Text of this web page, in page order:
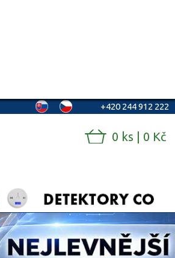
+420 244 912 222
0 ks | 0 Kč